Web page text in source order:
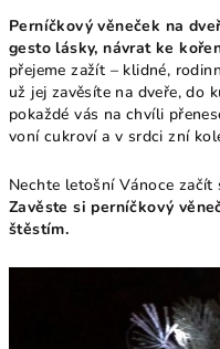
Perníčkový věneček na
gesto lásky, návrat ke
přejeme zažít – klidné,
už jej zavěsíte na dveře, do
pokaždé vás na chvíli
voní cukroví a v srdci zní
Nechte letošní Vánoce
Zavěste si perníčkový
štěstím.